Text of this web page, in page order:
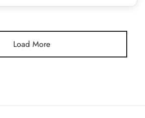
Load More